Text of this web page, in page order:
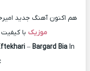
هم اکنون آهنگ جدید
موزیک با
– Bargard BiaIn